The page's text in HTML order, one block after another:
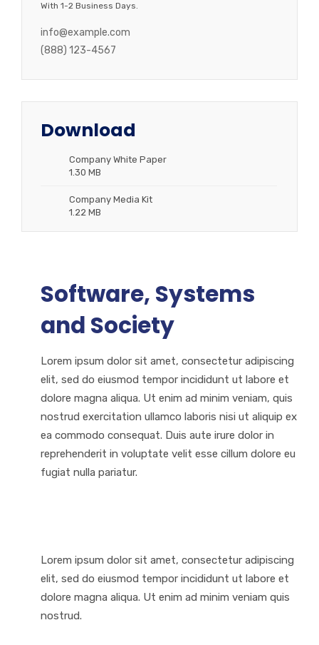
With 1-2 Business Days.
info@example.com
(888) 123-4567
Download
Company White Paper
1.30 MB
Company Media Kit
1.22 MB
Software, Systems
and Society
Lorem ipsum dolor sit amet, consectetur adipiscing
elit, sed do eiusmod tempor incididunt ut labore et
dolore magna aliqua. Ut enim ad minim veniam, quis
nostrud exercitation ullamco laboris nisi ut aliquip ex
ea commodo consequat. Duis aute irure dolor in
reprehenderit in voluptate velit esse cillum dolore eu
fugiat nulla pariatur.
Lorem ipsum dolor sit amet, consectetur adipiscing
elit, sed do eiusmod tempor incididunt ut labore et
dolore magna aliqua. Ut enim ad minim veniam quis
nostrud.